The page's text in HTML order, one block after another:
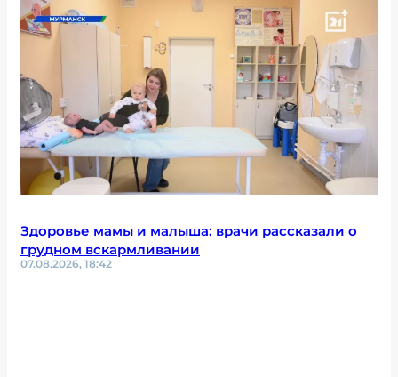
Здоровье мамы и малыша: врачи рассказали о
грудном вскармливании
07.08.2026, 18:42